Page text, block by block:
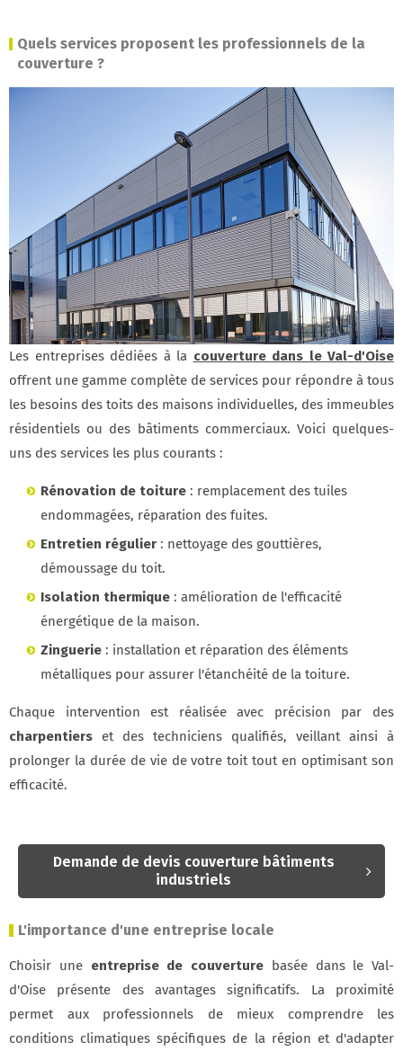
Quels services proposent les professionnels de la
couverture ?
Les entreprises dédiées à la couverture dans le Val-d'Oise
offrent une gamme complète de services pour répondre à tous
les besoins des toits des maisons individuelles, des immeubles
résidentiels ou des bâtiments commerciaux. Voici quelques-
uns des services les plus courants :
Rénovation de toiture : remplacement des tuiles
endommagées, réparation des fuites.
Entretien régulier : nettoyage des gouttières,
démoussage du toit.
Isolation thermique : amélioration de l'efficacité
énergétique de la maison.
Zinguerie : installation et réparation des éléments
métalliques pour assurer l'étanchéité de la toiture.
Chaque intervention est réalisée avec précision par des
charpentiers et des techniciens qualifiés, veillant ainsi à
prolonger la durée de vie de votre toit tout en optimisant son
efficacité.
Demande de devis couverture bâtiments
industriels
L'importance d'une entreprise locale
Choisir une entreprise de couverture basée dans le Val-
d'Oise présente des avantages significatifs. La proximité
permet aux professionnels de mieux comprendre les
conditions climatiques spécifiques de la région et d'adapter